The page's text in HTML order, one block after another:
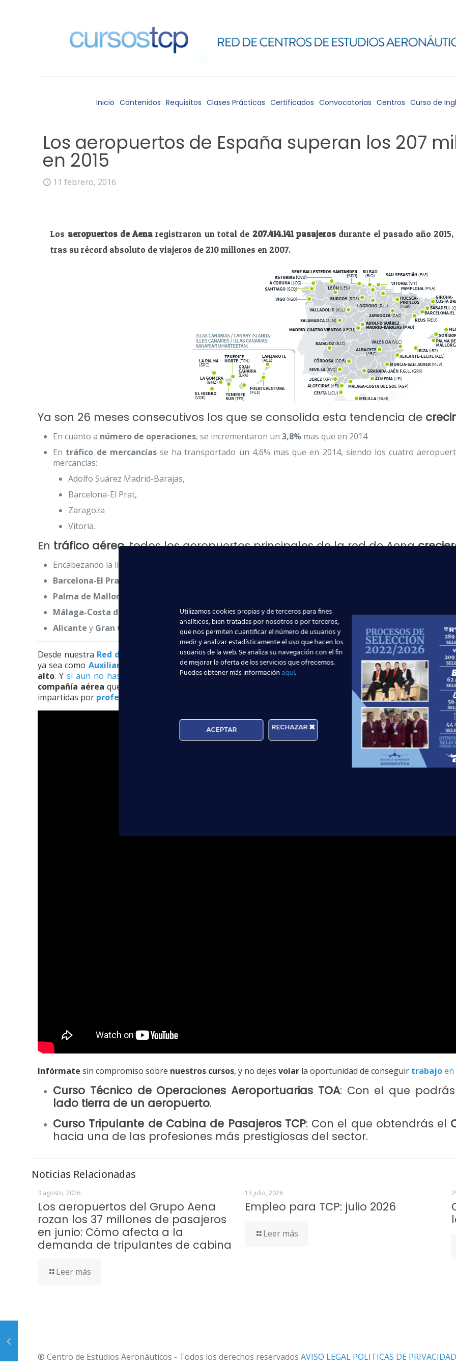
Inicio Contenidos Requisitos Clases Prácticas Certificados Convocatorias Centros Curso de
Los aeropuertos de España superan los 207
en 2015
11 febrero, 2016
Los aeropuertos de Aena registraron un total de 207.414.141 pasajerosdurante el pasado año
tras su récord absoluto de viajeros de 210 millones en 2007.
Ya son 26 meses consecutivos los que se consolida esta tendencia de
En cuanto a número de operaciones, se incrementaron un3,8% mas que en 2014
En tráfico de mercancíasse ha transportado un 4,6% mas que en 2014, siendo los cuatro
mercancías:
Adolfo Suárez Madrid-Barajas,
Barcelona-El Prat,
Zaragoza
Vitoria.
En tráfico aéreo, todos los aeropuertos principales de la red de Aena
Encabezando la lista se encuentra el Aeropuerto
Barcelona-El Prat
Palma de Mallorca
Málaga-Costa del Sol
con 14 millones y un 4,8% más;
Alicante y Gran Canaria superaron los diez millones de viajeros con un 5,1% y 3% mas respectivamente.
Desde nuestra Red de Centros de Estudios Aeronáuticosqueremos dar laenhorabuena a nuestros
ya sea como Auxiliares de Vuelo Agentes de Handling, ya que con a su profesionalidad están llevando
alto. Ysi aun no has encontrado trabajoeste año y quieres formar parte del sector aeronáutico
compañía aérea que disponga sus vuelos en España o cualquier parte del mundo, en nuestros centros te
impartidas por profesionales del sector curso de Inglés Aeronáutico… ¡y hasta un
Infórmate sin compromiso sobre nuestros cursos, y no dejesvolar la oportunidad de conseguir trabajoen
Curso Técnico de Operaciones Aeroportuarias TOA: Con el que
lado tierra de un aeropuerto.
Curso Tripulante de Cabina de Pasajeros TCP: Con el que obtendrás el
hacia una de las profesiones más prestigiosas del sector.
Noticias Relacionadas
3 agosto, 2026
Los aeropuertos del Grupo Aena
rozan los 37 millones de pasajeros
en junio: Cómo afecta a la
demanda de tripulantes de cabina
Leer más
13 julio, 2026
Empleo para TCP: julio 2026
Leer más
® Centro de Estudios Aeronáuticos - Todos los derechos reservados AVISO LEGAL POLITICAS DE PRIVACIDAD
Utilizamos cookies propias y de terceros para fines
analíticos, bien tratadas por nosotros o por terceros,
que nos permiten cuantificar el número de usuarios y
medir y analizar estadísticamente el uso que hacen los
usuarios de la web. Se analiza su navegación con el fin
de mejorar la oferta de los servicios que ofrecemos.
Puedes obtener más informaciónaquí.
ACEPTAR RECHAZAR